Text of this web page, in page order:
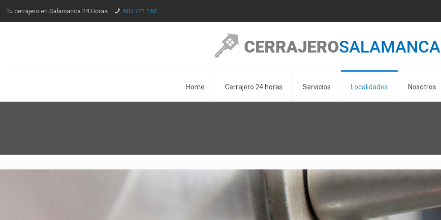
Tu cerrajero en Salamanca 24 Horas 607.741.162
Home Cerrajero 24 horas Servicios Localidades Nosotros